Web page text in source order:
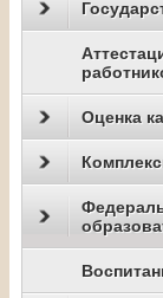
Оценка